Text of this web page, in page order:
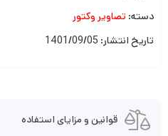
دسته: تصاویر وکتور
تاریخ انتشار: 1401/09/05
قوانین و مزایای استفاده